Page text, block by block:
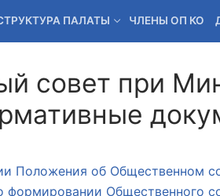
ПАЛАТЫ ЧЛЕНЫ ОП КО
OPKO42@BK.RU
совет при
Положения об Общественном
Общественного